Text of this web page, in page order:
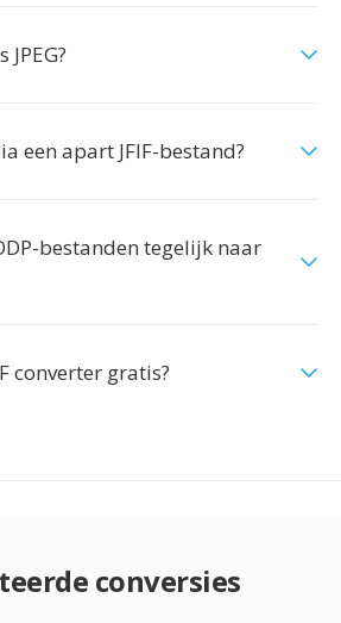
JPEG?
een apart JFIF-bestand?
bestanden tegelijk naar
converter gratis?
conversies